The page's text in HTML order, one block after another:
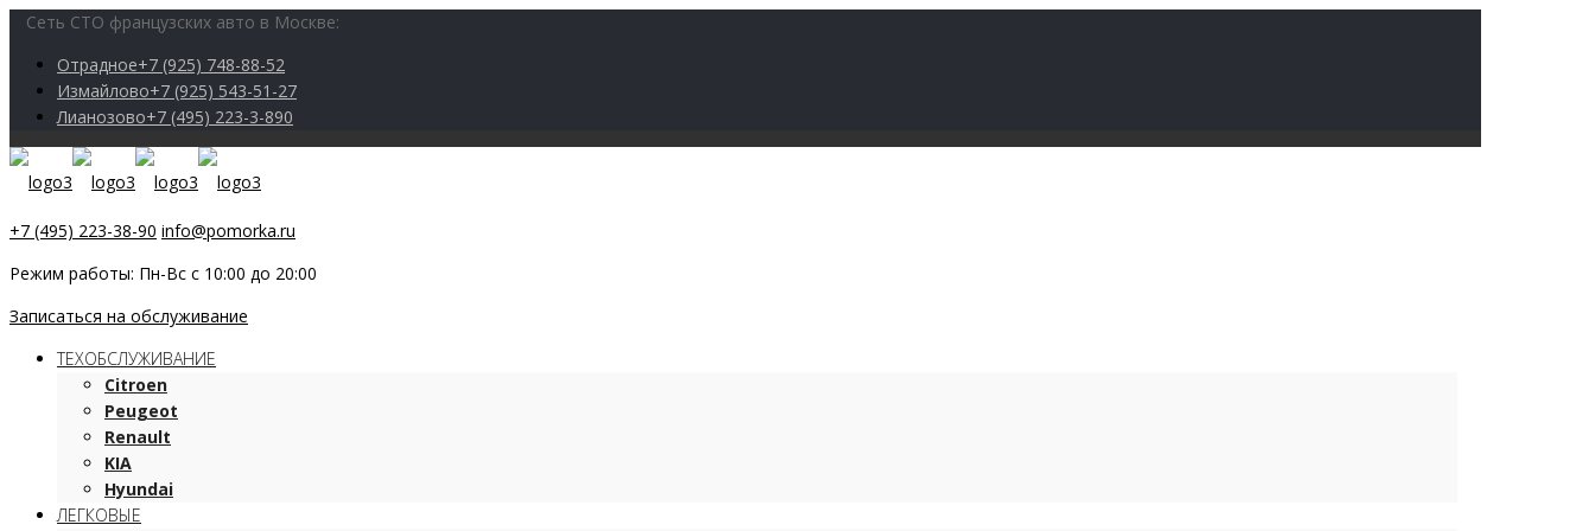
Сеть СТО французских авто в Москве:
Отрадное+7 (925) 748-88-52
Измайлово+7 (925) 543-51-27
Лианозово+7 (495) 223-3-890
+7 (495) 223-38-90 info@pomorka.ru
Режим работы: Пн-Вс с 10:00 до 20:00
Записаться на обслуживание
ТЕХОБСЛУЖИВАНИЕ
Citroen
Peugeot
Renault
KIA
Hyundai
ЛЕГКОВЫЕ